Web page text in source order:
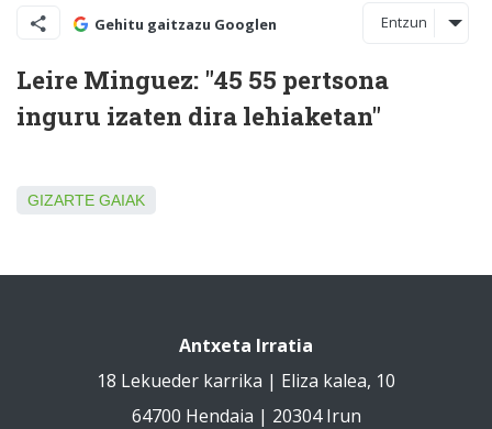
Gehitu gaitzazu Googlen Entzun
Leire Minguez: "45 55 pertsona
inguru izaten dira lehiaketan"
GIZARTE GAIAK
Antxeta Irratia
18 Lekueder karrika | Eliza kalea, 10
64700 Hendaia | 20304 Irun